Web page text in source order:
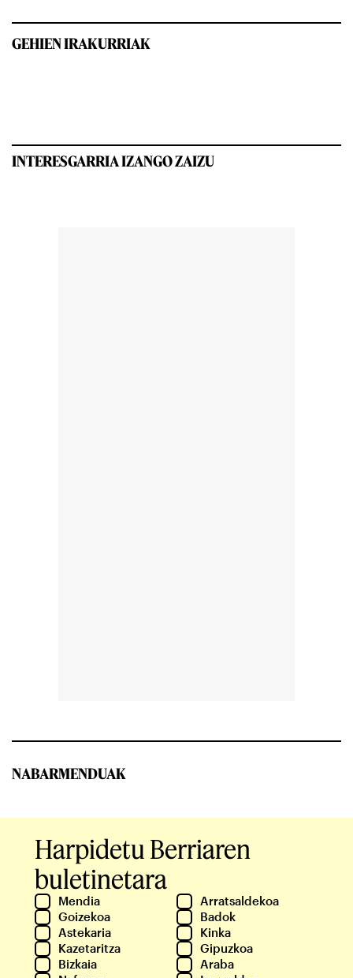
GEHIEN IRAKURRIAK
INTERESGARRIA IZANGO ZAIZU
NABARMENDUAK
Harpidetu Berriaren
buletinetara
Mendia
Arratsaldekoa
Goizekoa
Badok
Astekaria
Kinka
Kazetaritza
Gipuzkoa
Bizkaia
Araba